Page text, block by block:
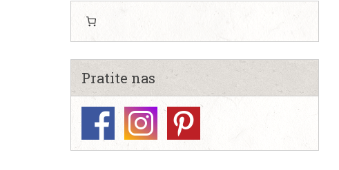
Pratite nas